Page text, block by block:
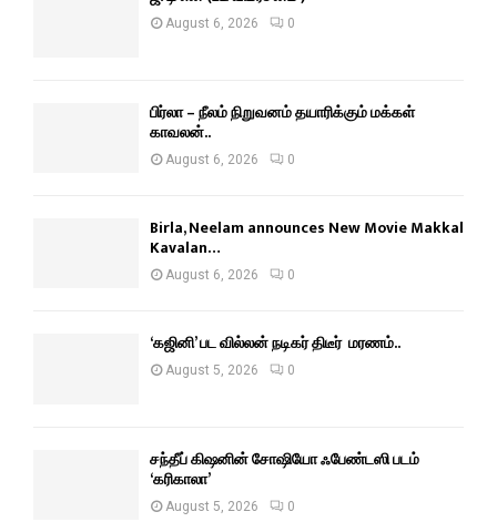
August 6, 2026 0
பிர்லா – நீலம் நிறுவனம் தயாரிக்கும் மக்கள்
காவலன்..
August 6, 2026 0
Birla, Neelam announces New Movie Makkal
Kavalan…
August 6, 2026 0
‘கஜினி’ பட வில்லன் நடிகர் திடீர் மரணம்..
August 5, 2026 0
சந்தீப் கிஷனின் சோஷியோ ஃபேண்டஸி படம்
‘கரிகாலா’
August 5, 2026 0